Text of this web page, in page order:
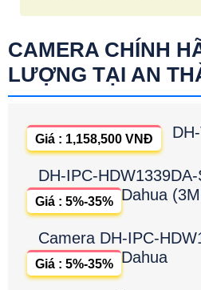
CAMERA CHÍNH
LƯỢNG TẠI AN
Giá : 1,158,500 VNĐ
DH-IPC-
Dahua
Giá : 5%-35%
Camera DH-IPC-
Dahua
Giá : 5%-35%